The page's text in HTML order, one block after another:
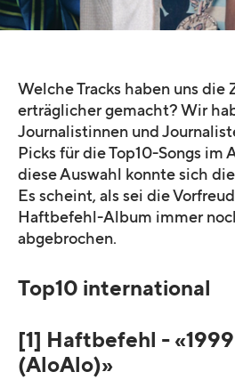
Welche Tracks haben uns
erträglicher gemacht? Wir
Journalistinnen und
Picks für die Top10-Songs im
diese Auswahl konnte sich
Es scheint, als sei die
Haftbefehl-Album immer
abgebrochen.
Top10 international
[1] Haftbefehl -
(AloAlo)»